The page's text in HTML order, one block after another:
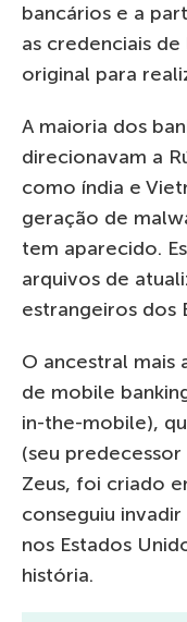
bancários e a
as credenciais
original para
A maioria dos
direcionavam a
como índia e
geração de
tem aparecido.
arquivos de
estrangeiros dos
O ancestral mais
de mobile
in-the-mobile),
(seu
Zeus, foi criado
conseguiu
nos Estados
história.